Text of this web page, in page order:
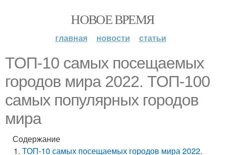
НОВОЕ ВРЕМЯ
главная новости статьи
ТОП-10 самых посещаемых
городов мира 2022. ТОП-100
самых популярных городов
мира
Содержание
ТОП-10 самых посещаемых городов мира 2022.